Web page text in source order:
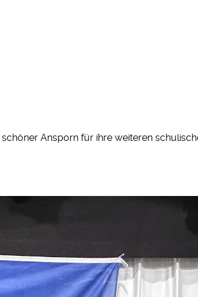
Ansporn für ihre weiteren